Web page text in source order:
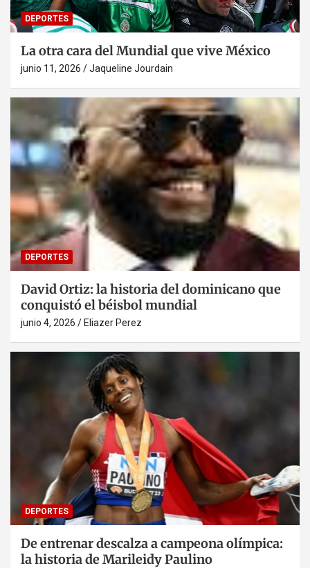
DEPORTES
La otra cara del Mundial que vive México
junio 11, 2026 Jaqueline Jourdain
DEPORTES
David Ortiz: la historia del dominicano que
conquistó el béisbol mundial
junio 4, 2026 Eliazer Perez
DEPORTES
De entrenar descalza a campeona olímpica:
la historia de Marileidy Paulino